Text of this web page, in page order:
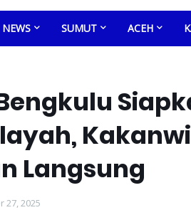
NEWS SUMUT ACEH
Langsung
27, 2025